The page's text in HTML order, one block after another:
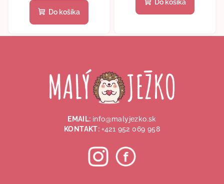
Do košíka
Do košíka
EMAIL: info@malyjezko.sk
KONTAKT: +421 952 069 958